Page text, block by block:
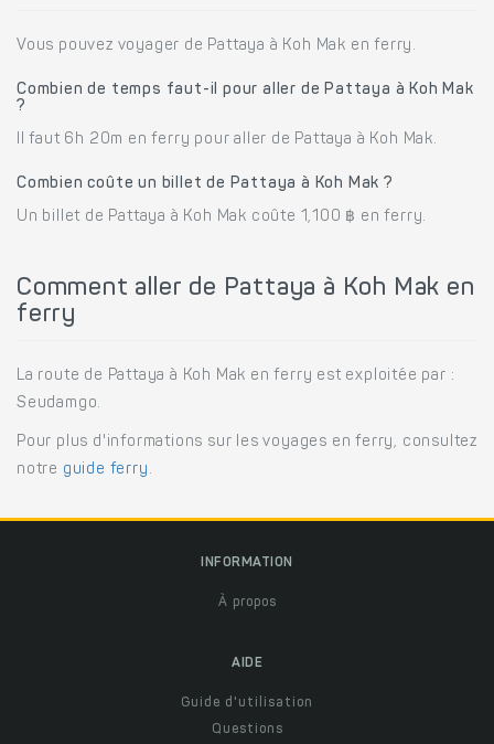
Vous pouvez voyager de Pattaya à Koh Mak en ferry.
Combien de temps faut-il pour aller de Pattaya à Koh Mak
?
Il faut 6h 20m en ferry pour aller de Pattaya à Koh Mak.
Combien coûte un billet de Pattaya à Koh Mak ?
Un billet de Pattaya à Koh Mak coûte 1,100 ฿ en ferry.
Comment aller de Pattaya à Koh Mak en
ferry
La route de Pattaya à Koh Mak en ferry est exploitée par :
Seudamgo.
Pour plus d'informations sur les voyages en ferry, consultez
notre guide ferry .
INFORMATION
À propos
AIDE
Guide d'utilisation
Questions